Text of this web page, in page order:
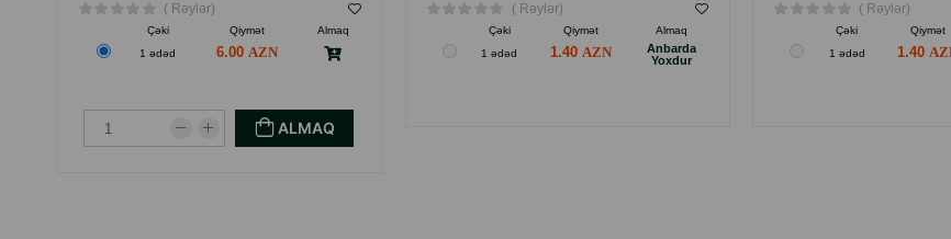
( Rəylər)
Çəki Qiymət
Almaq
1 ədəd
6.00
ALMAQ
( Rəylər)
Çəki Qiymət
Almaq
1 ədəd
1.40
Anbarda
Yoxdur
( Rəylər)
Çəki Qiymət
1 ədəd
1.40